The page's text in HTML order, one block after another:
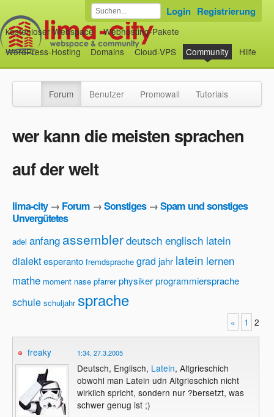
kostenloser Webspace
Webhosting-Pakete
WordPress-Hosting
Domains Cloud-VPS Community Hilfe
Login Registrierung
Forum Benutzer Promowall Tutorials
wer kann die meisten sprachen
auf der welt
lima-city→ Forum →Sonstiges→Spam und sonstiges
Unvergütetes
adel anfang assemblerdeutsch englisch latein
dialektesperanto fremdsprache grad jahr latein lernen
mathe moment nase pfarrer physikerprogrammiersprache
schule schuljahr sprache
« 1 2
freaky 1:34, 27.3.2005
Deutsch, Englisch, Latein, Altgrieschich
obwohl man Latein udn Altgrieschich nicht
wirklich spricht, sondern nur ?bersetzt, was
schwer genug ist ;)